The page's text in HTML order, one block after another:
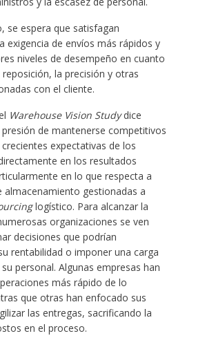
se espera que satisfagan
exigencia de envíos más rápidos y
niveles de desempeño en cuanto
la precisión y otras
con el cliente.
Warehouse Vision Studydice
de mantenerse competitivos
expectativas de los
en los resultados
en lo que respecta a
almacenamiento gestionadas a
logístico. Para alcanzar la
organizaciones se ven
decisiones que podrían
rentabilidad o imponer una carga
personal. Algunas empresas han
más rápido de lo
que otras han enfocado sus
las entregas, sacrificando la
en el proceso.